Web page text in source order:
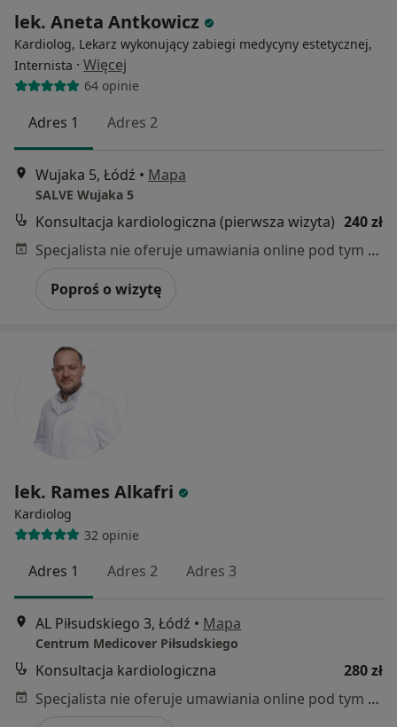
lek. Aneta Antkowicz
Kardiolog, Lekarz wykonujący zabiegi medycyny estetycznej,
Internista · Więcej
64 opinie
Adres 1 Adres 2
Wujaka 5, Łódź • Mapa
SALVE Wujaka 5
Konsultacja kardiologiczna (pierwsza wizyta) 240 zł
Specjalista nie oferuje umawiania online pod tym adresem.
Poproś o wizytę
lek. Rames Alkafri
Kardiolog
32 opinie
Adres 1 Adres 2 Adres 3
AL Piłsudskiego 3, Łódź • Mapa
Centrum Medicover Piłsudskiego
Konsultacja kardiologiczna
280 zł
Specjalista nie oferuje umawiania online pod tym adresem.